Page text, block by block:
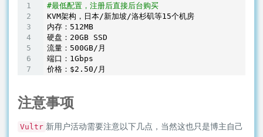
#最低配置，注册后直接后台购买
KVM架构，日本/新加坡/洛杉矶等15个机房
内存： 512MB
硬盘： 20GB SSD
流量： 500GB/月
端口： 1Gbps
价格：$2. 50
注意事项
Vultr 新用户活动需要注意以下几点，当然这也只是博主自己